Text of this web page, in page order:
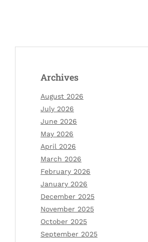
Archives
August 2026
July 2026
June 2026
May 2026
April 2026
March 2026
February 2026
January 2026
December 2025
November 2025
October 2025
September 2025